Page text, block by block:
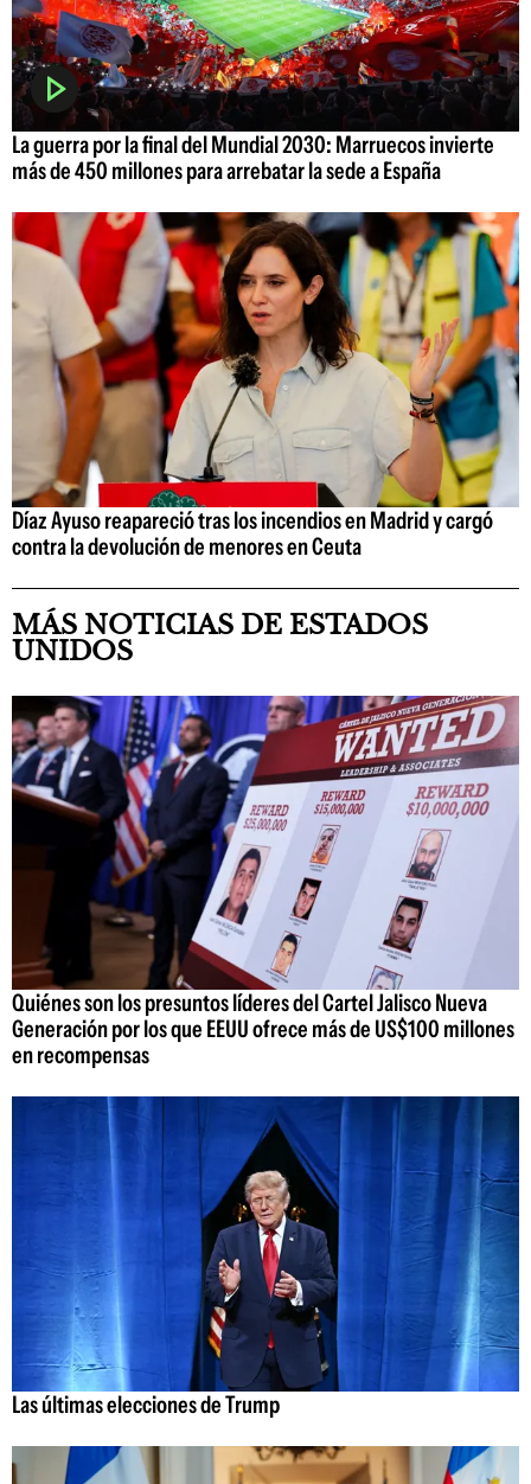
La guerra por la final del Mundial 2030: Marruecos invierte
más de 450 millones para arrebatar la sede a España
Díaz Ayuso reapareció tras los incendios en Madrid y cargó
contra la devolución de menores en Ceuta
MÁS NOTICIAS DE ESTADOS
UNIDOS
Quiénes son los presuntos líderes del Cartel Jalisco Nueva
Generación por los que EEUU ofrece más de US$100 millones
en recompensas
Las últimas elecciones de Trump